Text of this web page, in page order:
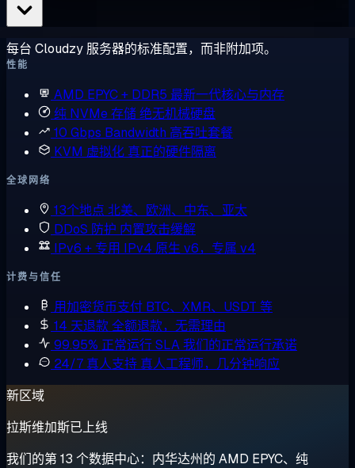
每台 Cloudzy 服务器的标准配置，而非附加项。
性能
AMD EPYC + DDR5 最新一代核心与内存
纯 NVMe 存储绝无机械硬盘
10 Gbps Bandwidth 高吞吐套餐
KVM 虚拟化 真正的硬件隔离
全球网络
13个地点 北美、欧洲、中东、亚太
DDoS 防护 内置攻击缓解
IPv6 + 专用 IPv4 原生 v6，专属 v4
计费与信任
用加密货币支付 BTC、XMR、USDT 等
14 天退款全额退款，无需理由
99.95% 正常运行 SLA我们的正常运行承诺
24/7 真人支持 真人工程师，几分钟响应
新区域
拉斯维加斯已上线
我们的第 13 个数据中心：内华达州的 AMD EPYC、纯